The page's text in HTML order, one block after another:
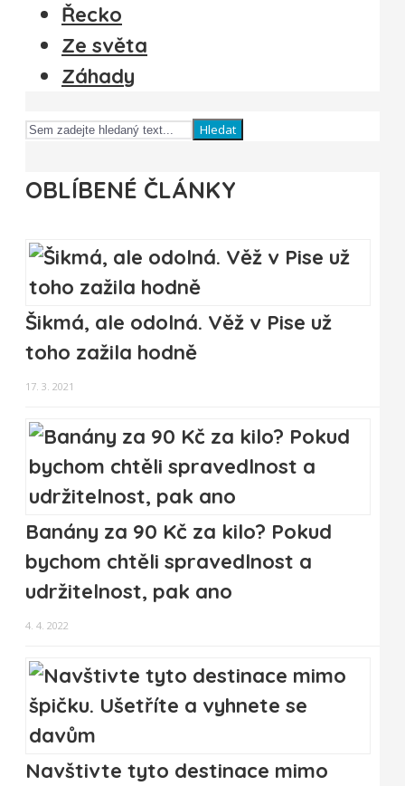
Řecko
Ze světa
Záhady
Hledat
OBLÍBENÉ ČLÁNKY
Šikmá, ale odolná. Věž v Pise už
toho zažila hodně
17. 3. 2021
Banány za 90 Kč za kilo? Pokud
bychom chtěli spravedlnost a
udržitelnost, pak ano
4. 4. 2022
Navštivte tyto destinace mimo